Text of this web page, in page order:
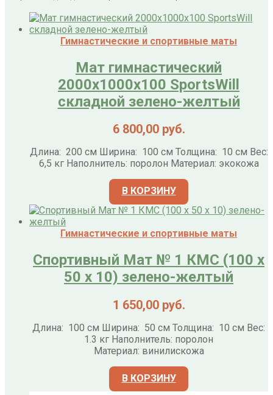
Гимнастические и спортивные маты
Мат гимнастический
2000х1000х100 SportsWill
складной зелено-желтый
6 800,00 руб.
Длина: 200 см Ширина: 100 см Толщина: 10 см Вес:
6,5 кг Наполнитель: поролон Материал: экокожа
В КОРЗИНУ
Гимнастические и спортивные маты
Спортивный Мат № 1 КМС (100 х
50 х 10) зелено-желтый
1 650,00 руб.
Длина: 100 см Ширина: 50 см Толщина: 10 см Вес:
1.3 кг Наполнитель: поролон
Материал: винилискожа
В КОРЗИНУ